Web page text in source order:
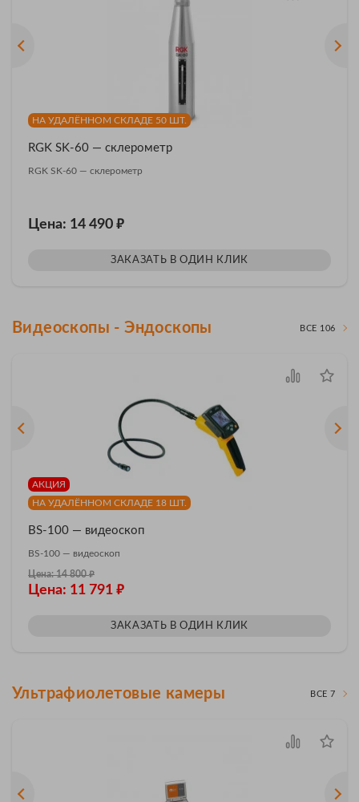
НА УДАЛЁННОМ СКЛАДЕ 50 ШТ.
RGK SK-60 — склерометр
RGK SK-60 — склерометр
Цена: 14 490 ₽
ЗАКАЗАТЬ В ОДИН КЛИК
Видеоскопы - Эндоскопы ВСЕ 106
АКЦИЯ
НА УДАЛЁННОМ СКЛАДЕ 18 ШТ.
BS-100 — видеоскоп
BS-100 — видеоскоп
Цена: 14 800₽
Цена: 11 791 ₽
ЗАКАЗАТЬ В ОДИН КЛИК
Ультрафиолетовые камеры ВСЕ 7